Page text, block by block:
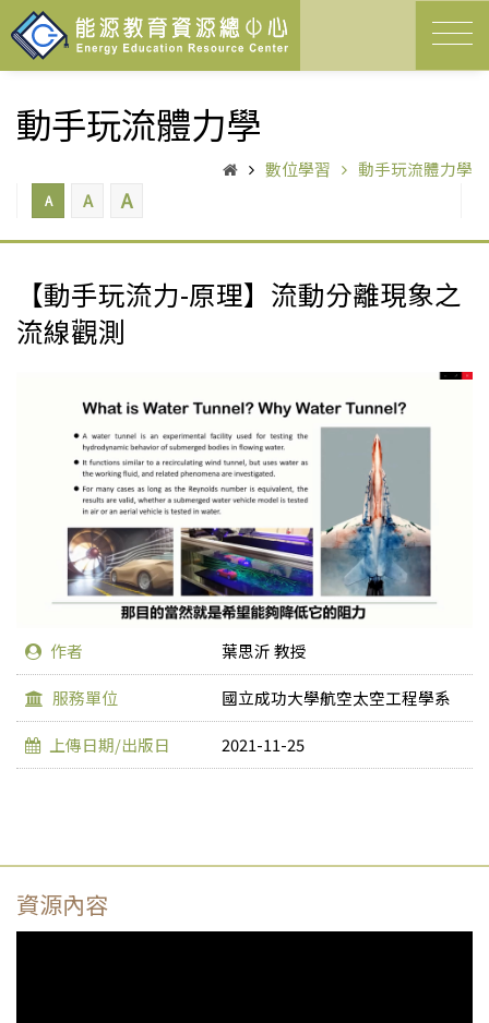
動手玩流體力學
數位學習 動手玩流體力學
A A A
【動手玩流力-原理】流動分離現象之
流線觀測
作者 葉思沂 教授
服務單位 國立成功大學航空太空工程學系
上傳日期/出版日 2021-11-25
資源內容